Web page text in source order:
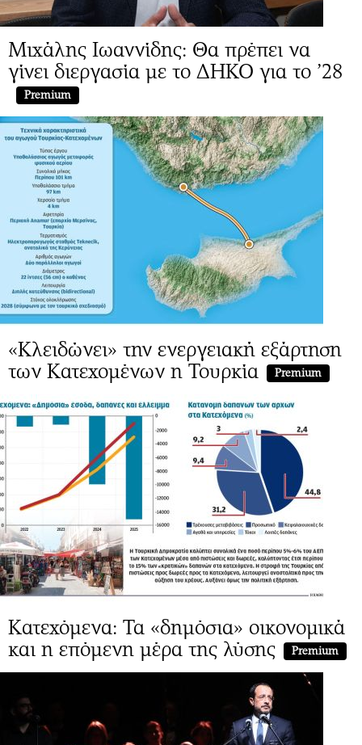
Μιχάλης Ιωαννίδης: Θα πρέπει να
γίνει διεργασία με το ΔΗΚΟ για το ’28
Premium
«Κλειδώνει» την ενεργειακή εξάρτηση
των Κατεχομένων η Τουρκία
Premium
Κατεχόμενα: Τα «δημόσια» οικονομικά
και η επόμενη μέρα της λύσης
Premium